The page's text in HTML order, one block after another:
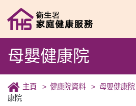
母嬰健康院
主頁 健康院資料 母嬰健康院
康院